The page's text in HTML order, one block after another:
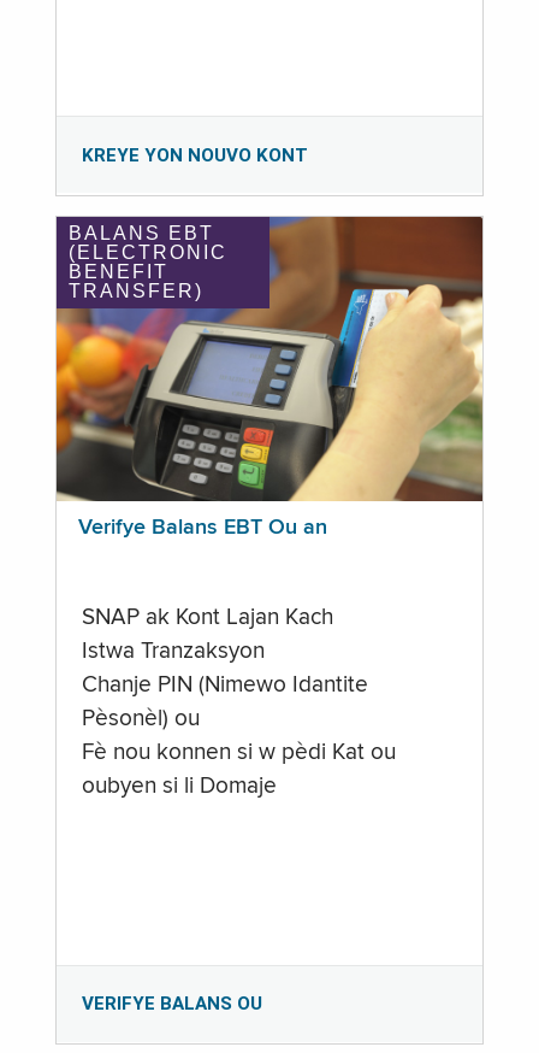
KREYE YON NOUVO KONT
BALANS EBT
(ELECTRONIC
BENEFIT
TRANSFER)
Verifye Balans EBT Ou an
SNAP ak Kont Lajan Kach
Istwa Tranzaksyon
Chanje PIN (Nimewo Idantite
Pèsonèl) ou
Fè nou konnen si w pèdi Kat ou
oubyen si li Domaje
VERIFYE BALANS OU